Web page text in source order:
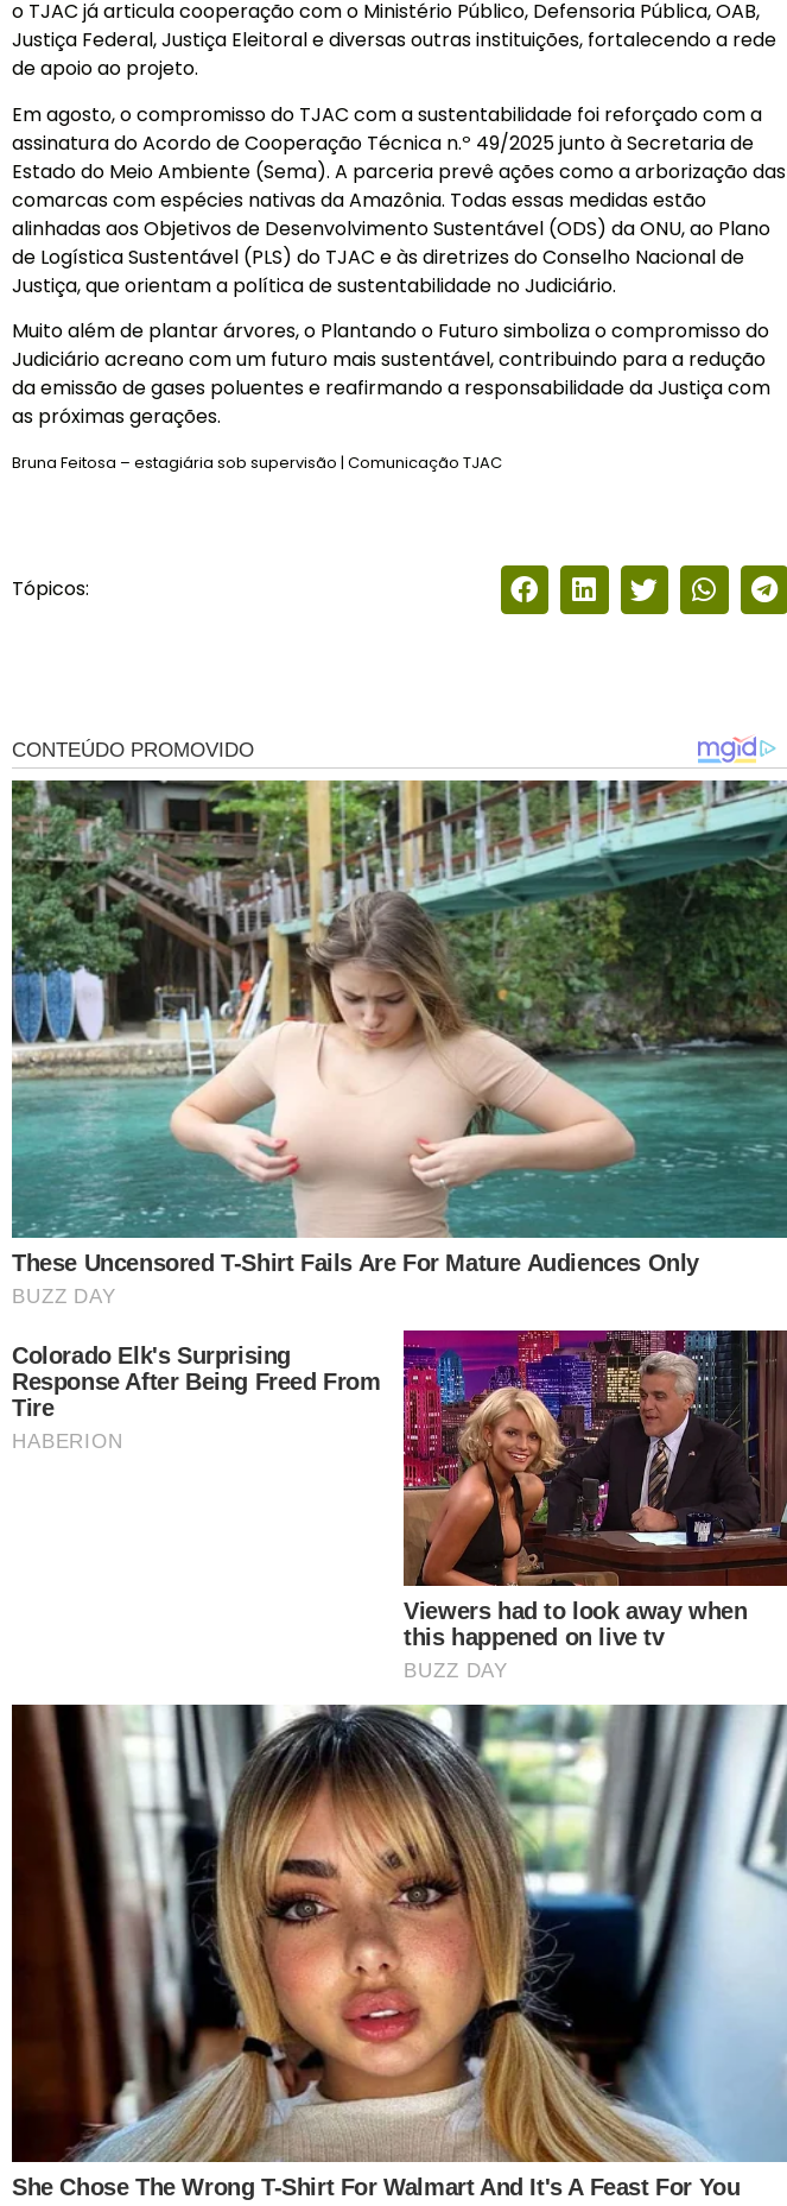
o TJAC já articula cooperação com o Ministério Público, Defensoria Pública, OAB,
Justiça Federal, Justiça Eleitoral e diversas outras instituições, fortalecendo a rede
de apoio ao projeto.
Em agosto, o compromisso do TJAC com a sustentabilidade foi reforçado com a
assinatura do Acordo de Cooperação Técnica n.º 49/2025 junto à Secretaria de
Estado do Meio Ambiente (Sema). A parceria prevê ações como a arborização das
comarcas com espécies nativas da Amazônia. Todas essas medidas estão
alinhadas aos Objetivos de Desenvolvimento Sustentável (ODS) da ONU, ao Plano
de Logística Sustentável (PLS) do TJAC e às diretrizes do Conselho Nacional de
Justiça, que orientam a política de sustentabilidade no Judiciário.
Muito além de plantar árvores, o Plantando o Futuro simboliza o compromisso do
Judiciário acreano com um futuro mais sustentável, contribuindo para a redução
da emissão de gases poluentes e reafirmando a responsabilidade da Justiça com
as próximas gerações.
Bruna Feitosa – estagiária sob supervisão | Comunicação TJAC
Tópicos: